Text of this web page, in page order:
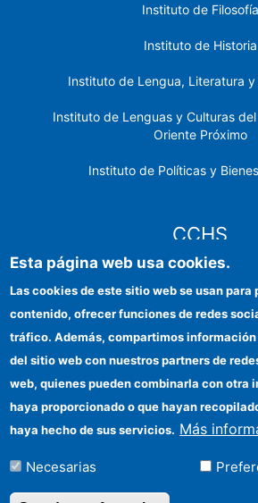
Instituto de Filosofía
Instituto de Historia
Instituto de Lengua, Literatura
Instituto de Lenguas y Culturas
Oriente Próximo
Instituto de Políticas y
CCHS
Identidad
Ayudas FEDER
Organismos
Contacto
Cómo llegar
Esta página web usa cookies.
Las cookies de este sitio web se usan para
contenido, ofrecer funciones de redes
tráfico. Además, compartimos información
del sitio web con nuestros partners de
web, quienes pueden combinarla con otra
haya proporcionado o que hayan
haya hecho de sus servicios. Más
Necesarias